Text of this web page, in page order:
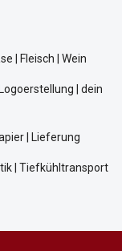
| Fleisch | Wein
| dein
| Lieferung
| Tiefkühltransport